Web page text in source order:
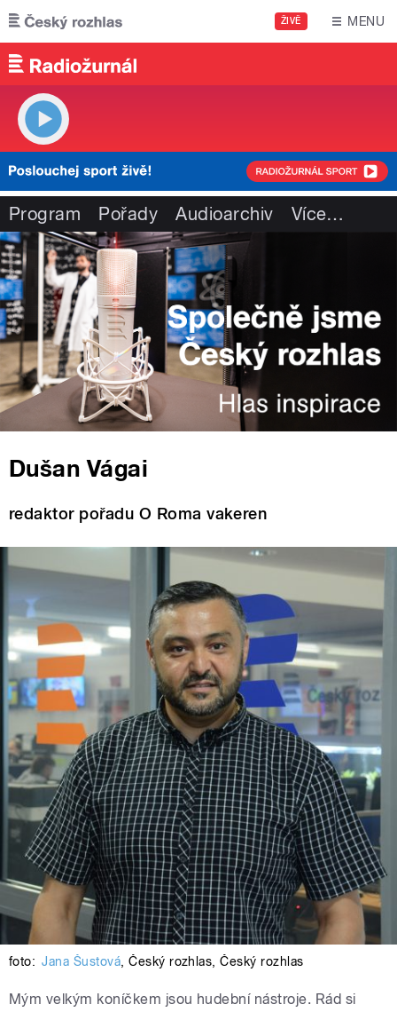
Přejít k hlavnímu obsahu
ŽIVĚ MENU
Program Pořady Audioarchiv Více…
Dušan Vágai
redaktor pořadu O Roma vakeren
foto: Jana Šustová,Český rozhlas,Český rozhlas
Mým velkým koníčkem jsou hudební nástroje. Rád si